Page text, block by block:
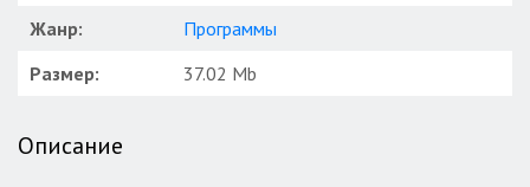
Жанр:
Программы
Размер:
37.02 Mb
Описание